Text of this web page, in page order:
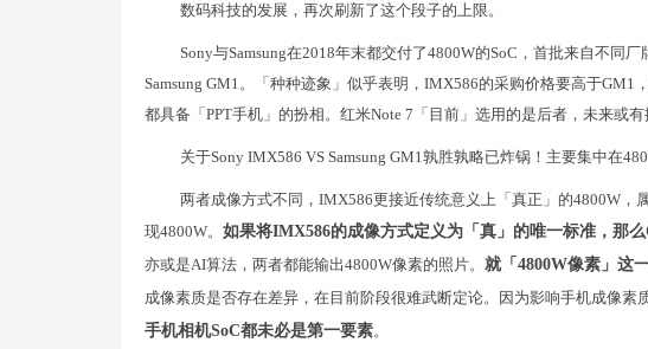
数码科技的发展，再次刷新了这个段子的上限。
Sony与Samsung在2018年末都交付了4800W的SoC，首批来自不同
Samsung GM1。「种种迹象」似乎表明，IMX586的采购价格要高于
都具备「PPT手机」的扮相。红米Note 7「目前」选用的是后者，未来或有
关于Sony IMX586 VS Samsung GM1孰胜孰略已炸锅！主要集中在
两者成像方式不同，IMX586更接近传统意义上「真正」的4800W，
现4800W。 如果将IMX586的成像方式定义为「真」的唯一标准，那么
亦或是AI算法，两者都能输出4800W像素的照片。 就「4800W像素」这
成像素质是否存在差异，在目前阶段很难武断定论。因为影响手机成像素
手机相机SoC都未必是第一要素。